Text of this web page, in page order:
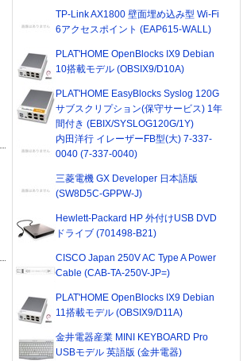
TP-Link AX1800 壁面埋め込み型 Wi-Fi
6アクセスポイント (EAP615-WALL)
PLAT'HOME OpenBlocks IX9 Debian
10搭載モデル (OBSIX9/D10A)
PLAT'HOME EasyBlocks Syslog 120G
サブスクリプション(保守サービス) 1年
間付き (EBIX/SYSLOG120G/1Y)
内田洋行 イレーザーFB型(大) 7-337-
0040 (7-337-0040)
三菱電機 GX Developer 日本語版
(SW8D5C-GPPW-J)
Hewlett-Packard HP 外付けUSB DVD
ドライブ (701498-B21)
CISCO Japan 250V AC Type A Power
Cable (CAB-TA-250V-JP=)
PLAT'HOME OpenBlocks IX9 Debian
11搭載モデル (OBSIX9/D11A)
金井電器産業 MINI KEYBOARD Pro
USBモデル 英語版 (金井電器)